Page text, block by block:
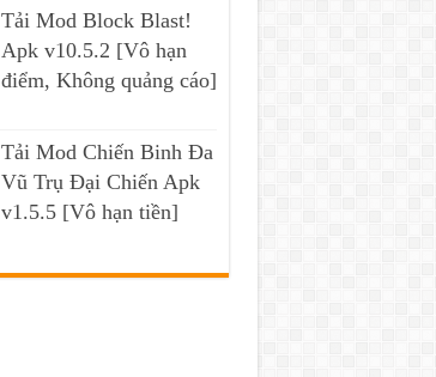
Tải Mod Block Blast!
Apk v10.5.2 [Vô hạn
điểm, Không quảng cáo]
Tải Mod Chiến Binh Đa
Vũ Trụ Đại Chiến Apk
v1.5.5 [Vô hạn tiền]